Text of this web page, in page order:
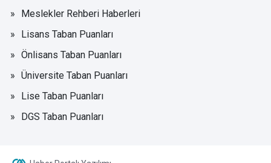
Meslekler Rehberi Haberleri
Lisans Taban Puanları
Önlisans Taban Puanları
Üniversite Taban Puanları
Lise Taban Puanları
DGS Taban Puanları